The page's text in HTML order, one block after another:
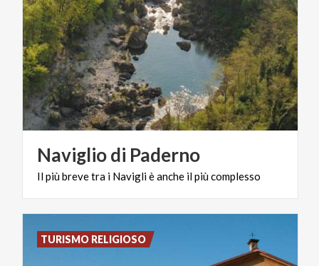
Navigliodi Paderno
Ilpiùbrevetra i Naviglièanche ilpiùcomplesso
TURISMO RELIGIOSO